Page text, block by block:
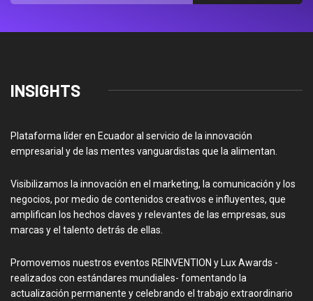
INSIGHTS
Plataforma líder en Ecuador al servicio de la innovación
empresarial y de las mentes vanguardistas que la alimentan.
Visibilizamos la innovación en el marketing, la comunicación y los
negocios, por medio de contenidos creativos e influyentes, que
amplifican los hechos claves y relevantes de las empresas, sus
marcas y el talento detrás de ellas.
Promovemos nuestros eventos REINVENTION y Lux Awards -
realizados con estándares mundiales- fomentando la
actualización permanente y celebrando el trabajo extraordinario